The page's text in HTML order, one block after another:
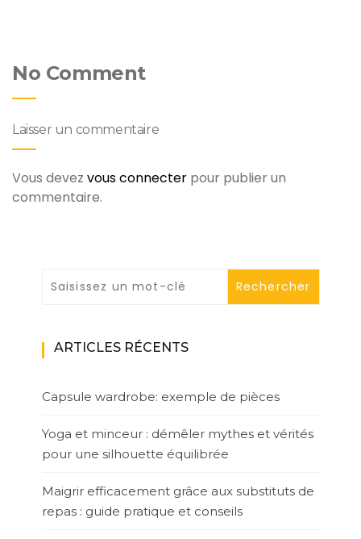
No Comment
Laisser un commentaire
Vous devez vous connecter pour publier un
commentaire.
ARTICLES RÉCENTS
Capsule wardrobe: exemple de pièces
Yoga et minceur : démêler mythes et vérités
pour une silhouette équilibrée
Maigrir efficacement grâce aux substituts de
repas : guide pratique et conseils